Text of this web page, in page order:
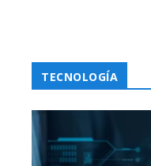
TECNOLOGÍA